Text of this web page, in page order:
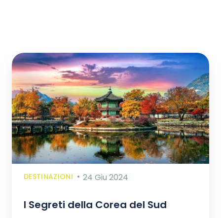
DESTINAZIONI 24 Giu 2024
I Segreti della Corea del Sud